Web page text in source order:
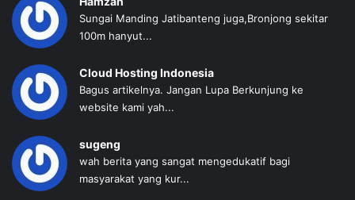
Sungai Manding Jatibanteng juga,Bronjong sekitar
100m hanyut...
Cloud Hosting Indonesia
Bagus artikelnya. Jangan Lupa Berkunjung ke
website kami yah...
sugeng
wah berita yang sangat mengedukatif bagi
masyarakat yang kur...